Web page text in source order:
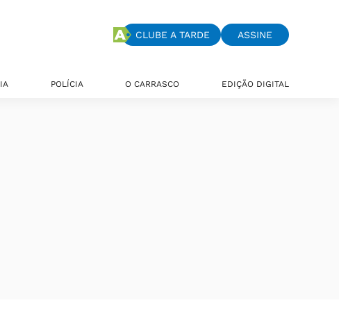
CLUBE A TARDE ASSINE
POLÍCIA O CARRASCO EDIÇÃO DIGITAL